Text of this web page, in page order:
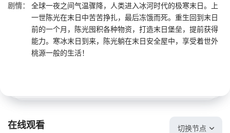
剧情：
全球一夜之间气温骤降，人类进入冰河时代的极寒末日。上
一世陈光在末日中苦苦挣扎，最后冻饿而死。重生回到末日
前的一个月，陈光囤积各种物资，打造末日堡垒，提前获得
能力。寒冰末日到来，陈光躺在末日安全屋中，享受着世外
桃源一般的生活！
在线观看 切换节点